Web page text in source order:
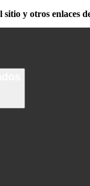
sitio y otros enlaces